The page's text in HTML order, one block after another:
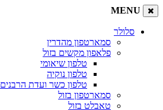
MENU
סלולר
סמארטפון מהדרין
פלאפון מקשים בזול
טלפון שיאומי
טלפון נוקיה
טלפון כשר ועדת הרבנים
סמארטפון בזול
טאבלט בזול